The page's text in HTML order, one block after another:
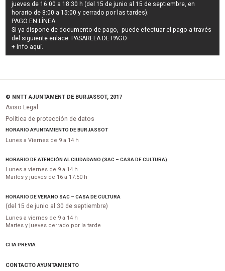
jueves de 16:00 a 18:30 h (del 15 de junio al 15 de septiembre, en
horario de 8:00 a 15:00 y cerrado por las tardes).
PAGO EN LÍNEA:
Si ya dispone de documento de pago, puede efectuar el pago a través
del siguiente enlace: PASARELA DE PAGO
+ Info aquí.
© NNTT AJUNTAMENT DE BURJASSOT, 2017
Aviso Legal
Política de protección de datos
HORARIO AYUNTAMIENTO DE BURJASSOT
Lunes a Viernes de 9 a 14 h
HORARIO DE ATENCIÓN AL CIUDADANO (SAC – CASA DE CULTURA)
Lunes a viernes de 9 a 14 h
Martes y jueves de 16 a 17:50 h
HORARIO DE VERANO SAC – CASA DE CULTURA
(del 15 de junio al 30 de septiembre)
Lunes a viernes de 9 a 14 h
Martes y jueves cerrado por la tarde
CITA PREVIA
CONTACTO AYUNTAMIENTO